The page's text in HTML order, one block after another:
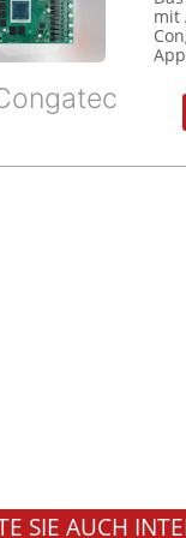
mit
SIE AUCH